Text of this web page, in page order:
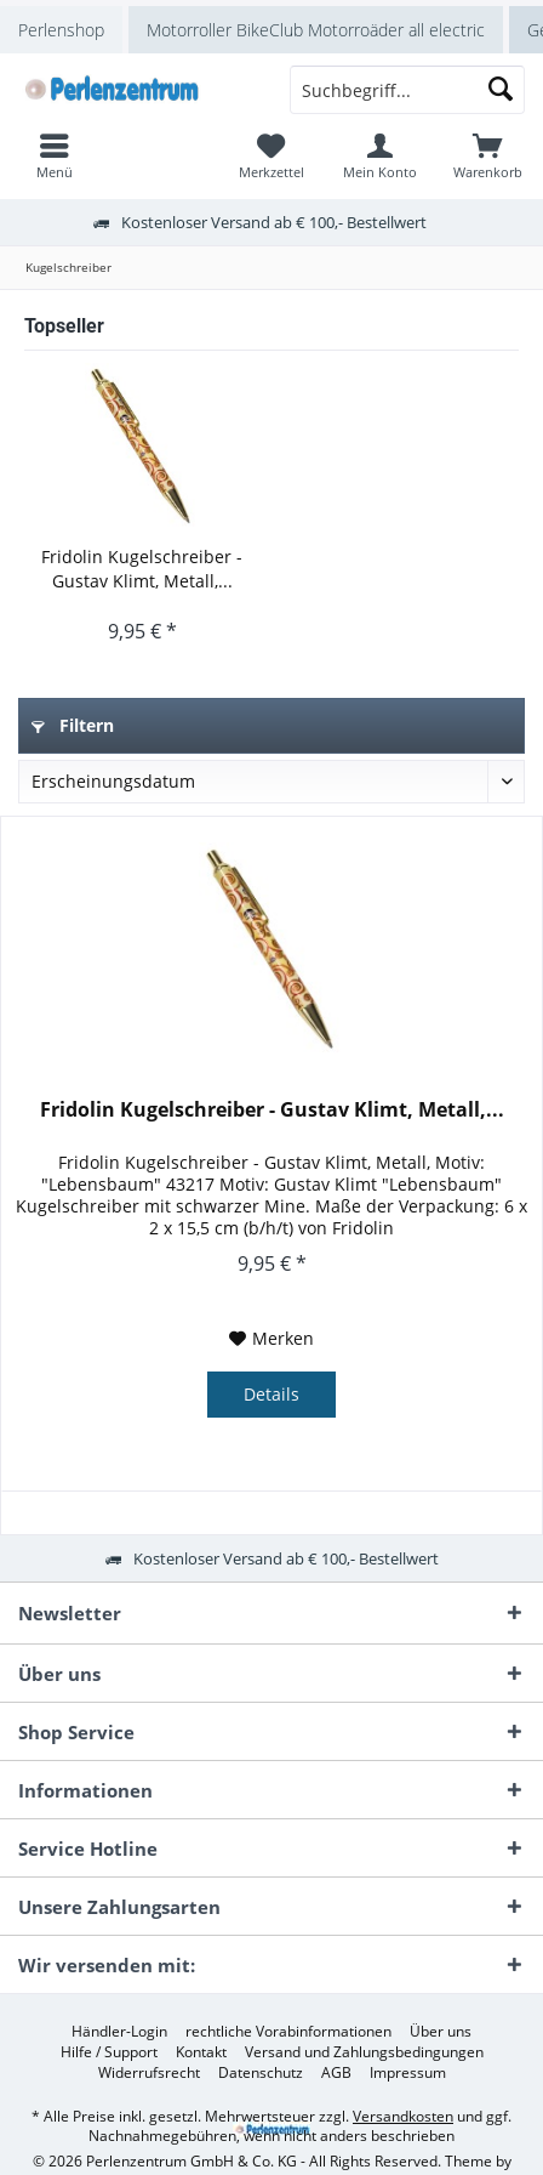
Perlenshop Motorroller BikeClub Motorroäder all electric
Kostenloser Versand ab € 100,- Bestellwert
Warenkorb
Merkzettel Mein Konto
Menü
Kugelschreiber
Topseller
Fridolin Kugelschreiber -
Gustav Klimt, Metall,...
9,95 € *
Filtern
Fridolin Kugelschreiber - Gustav Klimt, Metall,...
Fridolin Kugelschreiber - Gustav Klimt, Metall, Motiv:
"Lebensbaum" 43217 Motiv: Gustav Klimt "Lebensbaum"
Kugelschreiber mit schwarzer Mine. Maße der Verpackung: 6 x
2 x 15,5 cm (b/h/t) von Fridolin
9,95 € *
Merken
Details
Kostenloser Versand ab € 100,- Bestellwert
Newsletter
Über uns
Shop Service
Informationen
Service Hotline
Unsere Zahlungsarten
Wir versenden mit:
Händler-Login rechtliche Vorabinformationen
Über uns
Hilfe / Support
Kontakt
Versand und Zahlungsbedingungen
Widerrufsrecht
Datenschutz AGB Impressum
* Alle Preise inkl. gesetzl. Mehrwertsteuer zzgl.Versandkosten und ggf.
Nachnahmegebühren, wenn nicht anders beschrieben
© 2026 Perlenzentrum GmbH & Co. KG - All Rights Reserved. Theme by